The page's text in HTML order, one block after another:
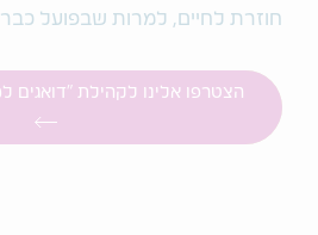
חוזרת לחיים, למרות שבפועל
הצטרפו אלינו לקהילת "דואגים